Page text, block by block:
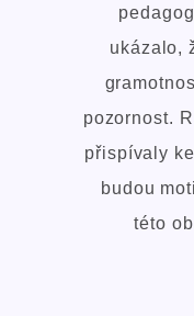
ukázalo,
pozornost.
přispívaly
budou
této